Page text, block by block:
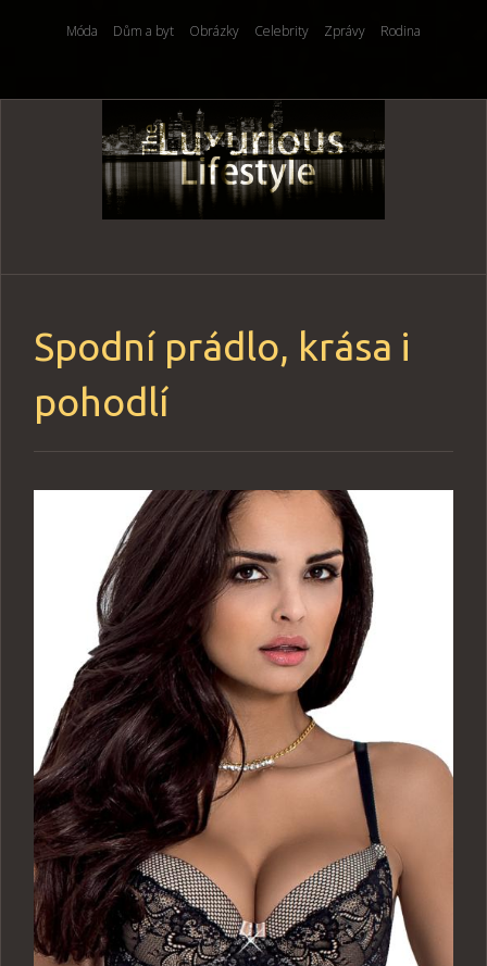
Móda Dům a byt Obrázky Celebrity Zprávy Rodina
Skip
Spodní prádlo, krása i
pohodlí